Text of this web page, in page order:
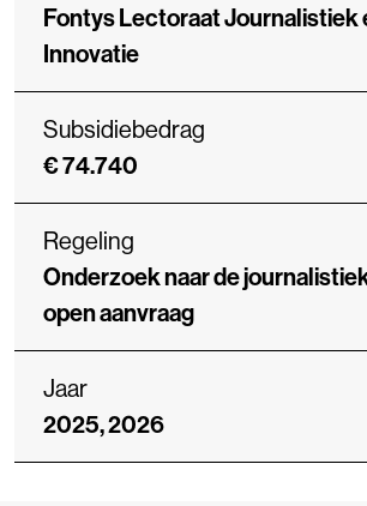
Fontys Lectoraat Journalistiek
Innovatie
Subsidiebedrag
€ 74.740
Regeling
Onderzoek naar de
open aanvraag
Jaar
2025, 2026